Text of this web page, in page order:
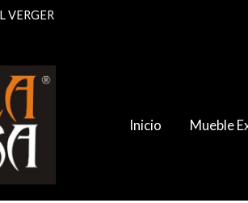
VERGER
Inicio Mueble
TRENTO